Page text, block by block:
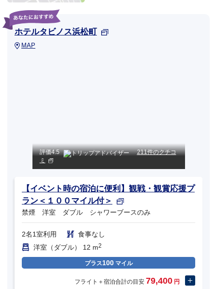
ホテルタビノス浜松町
MAP
評価4.5
211件のクチコ
ミ
【イベント時の宿泊に便利】観戦・観賞応援プ
ラン＜１００マイル付＞
禁煙 洋室 ダブル シャワーブースのみ
2名1室利用
食事なし
洋室（ダブル） 12 m2
プラス100マイル
フライト＋宿泊合計の目安 79,400 円